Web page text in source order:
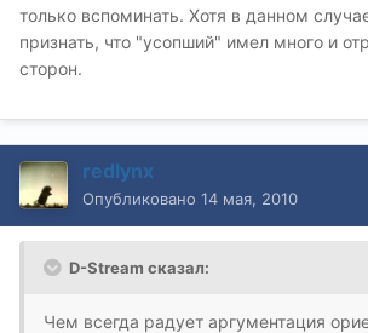
только вспоминать. Хотя в данном
признать, что "усопший" имел много и
сторон.
redlynx
Опубликовано 14 мая, 2010
D-Stream сказал:
Чем всегда радует аргументация